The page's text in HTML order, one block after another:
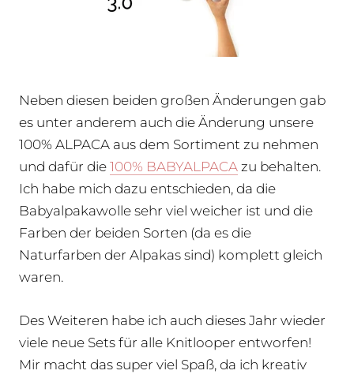
Neben diesen beiden großen Änderungen gab
es unter anderem auch die Änderung unsere
100% ALPACA aus dem Sortiment zu nehmen
und dafür die 100% BABYALPACA zu behalten.
Ich habe mich dazu entschieden, da die
Babyalpakawolle sehr viel weicher ist und die
Farben der beiden Sorten (da es die
Naturfarben der Alpakas sind) komplett gleich
waren.
Des Weiteren habe ich auch dieses Jahr wieder
viele neue Sets für alle Knitlooper entworfen!
Mir macht das super viel Spaß, da ich kreativ